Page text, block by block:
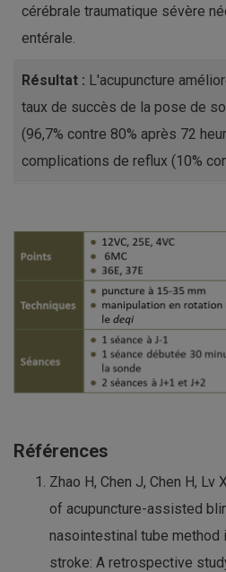
cérébrale traumatique sévère
entérale.
Résultat : L'acupuncture
taux de succès de la pose de
(96,7% contre 80% après 72
complications de reflux (10%
Références
Zhao H, Chen J, Chen H, Lv
of acupuncture-assisted
nasointestinal tube
stroke: A retrospective